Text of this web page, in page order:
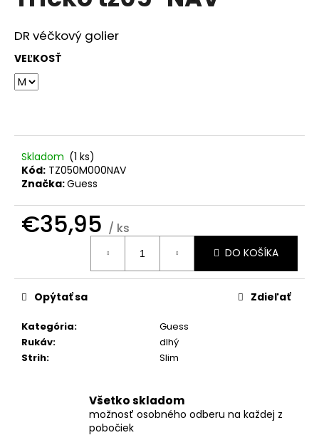
z
5
hviezdičiek.
DR véčkový golier
VEĽKOSŤ
Skladom (1 ks)
Kód: TZ050M000NAV
Značka:Guess
€35,95 / ks
DO KOŠÍKA
Kategória:
Guess
Rukáv:
dlhý
Strih: Slim
Opýtať sa Zdieľať
Všetko skladom
možnosť osobného odberu na každej z
pobočiek
j
s
ť
?
O
o
ú
č
a
m